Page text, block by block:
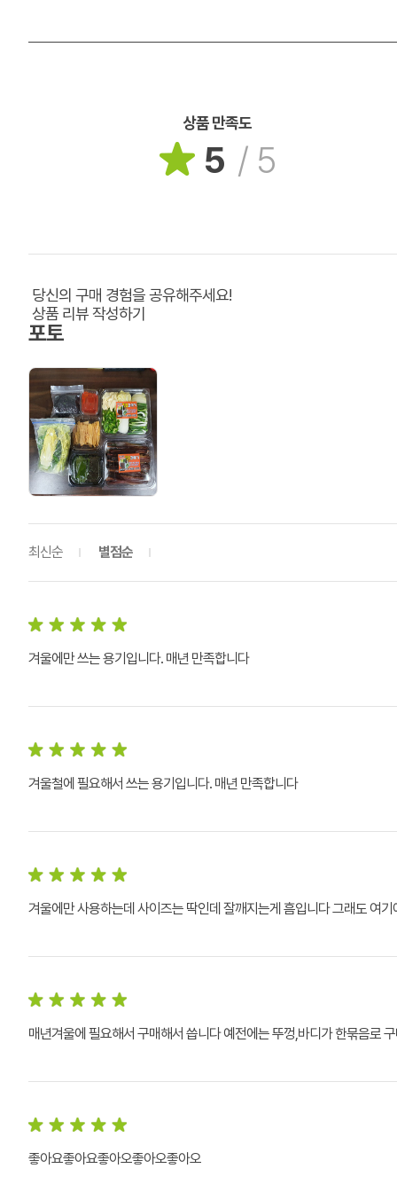
상품 만족도
5 / 5
당신의 구매 경험을 공유해주세요!
상품 리뷰 작성하기
포토
최신순 별점순
겨울에만 쓰는 용기입니다. 매년 만족합니다
겨울철에 필요해서 쓰는 용기입니다. 매년 만족합니다
겨울에만 사용하는데 사이즈는 딱인데 잘깨지는게 흠입니다 그래도 여
매년겨울에 필요해서 구매해서 씁니다 예전에는 뚜껑,바디가 한묶음로
좋아요좋아요좋아오좋아오좋아오